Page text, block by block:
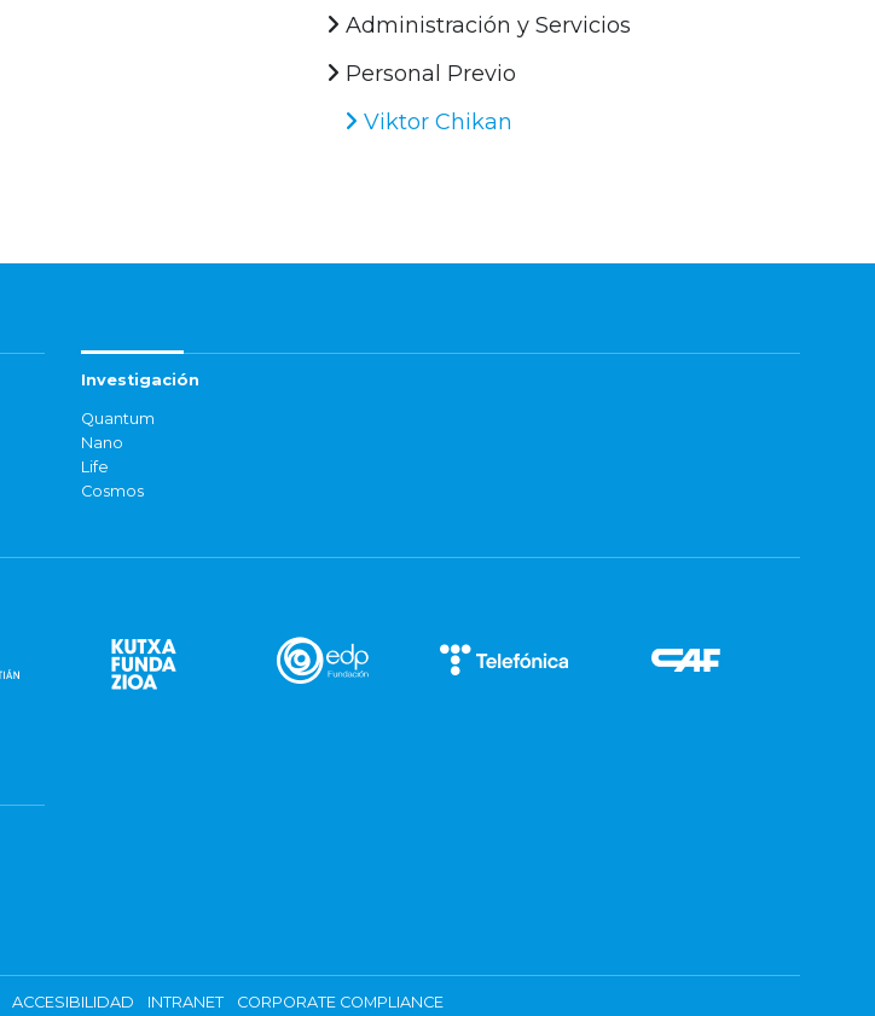
Administración y Servicios
Personal Previo
Viktor Chikan
Investigación
Quantum
Nano
Life
Cosmos
ACCESIBILIDAD INTRANET CORPORATE COMPLIANCE